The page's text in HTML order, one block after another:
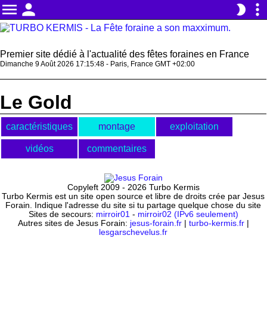
menu person brightness_2 more_vert
Premier site dédié à l'actualité des fêtes foraines en France
Dimanche 9 Août 2026 17:15:48 - Paris, France GMT +02:00
Le Gold
caractéristiques montage exploitation
vidéos commentaires
Copyleft 2009 - 2026 Turbo Kermis
Turbo Kermis est un site open source et libre de droits crée par Jesus
Forain. Indique l'adresse du site si tu partage quelque chose du site
Sites de secours: mirroir01 - mirroir02 (IPv6 seulement)
Autres sites de Jesus Forain: jesus-forain.fr| turbo-kermis.fr|
lesgarschevelus.fr